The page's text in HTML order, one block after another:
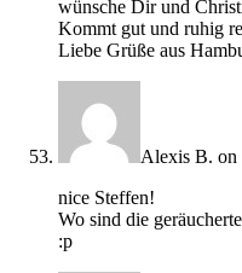
wünsche Dir und
Kommt gut und ruhig
Liebe Grüße aus
Alexis B. on
nice Steffen!
Wo sind die
:p